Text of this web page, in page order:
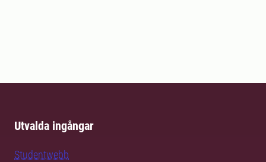
Utvalda ingångar
Studentwebb